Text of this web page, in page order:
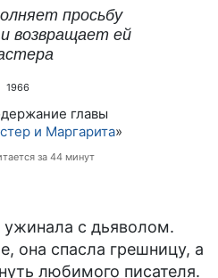
просьбу
возвращает ей
1966
главы
и Маргарита»
за 44 минут
с дьяволом.
она спасла грешницу, а
любимого писателя.